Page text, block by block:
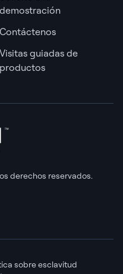
demostración
Contáctenos
Visitas guiadas de
productos
derechos reservados.
sobre esclavitud